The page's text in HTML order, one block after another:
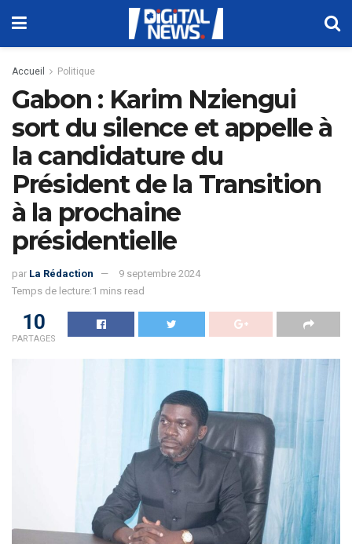
Accueil Politique
Gabon : Karim Nziengui
sort du silence et appelle à
la candidature du
Président de la Transition
à la prochaine
présidentielle
par La Rédaction
9 septembre 2024
Temps de lecture:1 mins read
10
PARTAGES